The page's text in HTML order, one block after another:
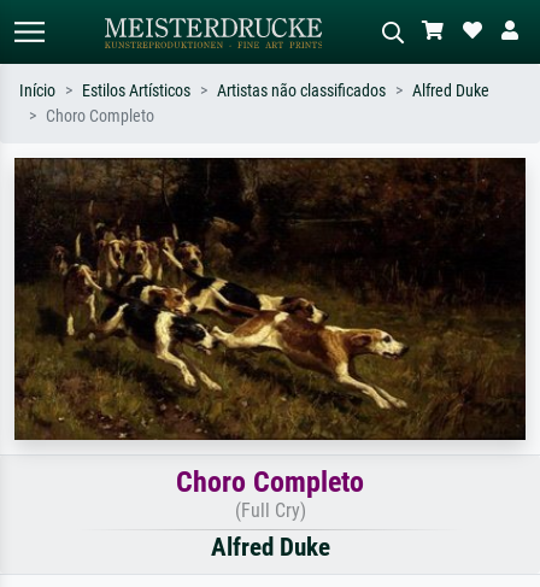
Pesquise por artista, título ou estilo –
ex: Monet, Noite Estrelada,
impressionismo, onda de Hokusai, nu.
Descreva a cena – ex: prado verde,
abstrato com muito vermelho, pintura
a óleo escura, nu em pé ao lado de
uma árvore.
Início Estilos Artísticos Artistas não classificados
Alfred Duke
Choro Completo
Choro Completo
(Full Cry)
Alfred Duke